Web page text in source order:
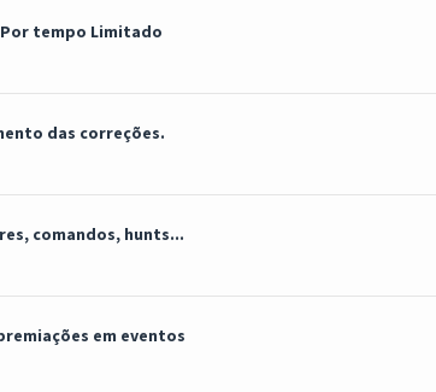
Por tempo Limitado
média
das correções.
média
5
comandos, hunts...
5 em média
5
em eventos
média
5